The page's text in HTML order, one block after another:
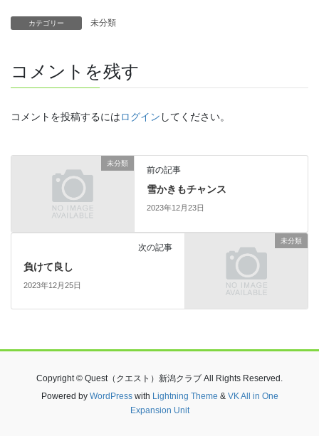
カテゴリー 未分類
コメントを残す
コメントを投稿するにはログイン してください。
未分類
前の記事
雪かきもチャンス
2023年12月23日
未分類
次の記事
負けて良し
2023年12月25日
Copyright © Quest（クエスト）新潟クラブ All Rights Reserved.
Powered by WordPresswith Lightning Theme & VK All in One
Expansion Unit